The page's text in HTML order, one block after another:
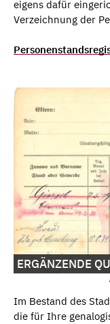
eigens dafür
Verzeichnung der
ERGÄNZENDE
Im Bestand des
die für Ihre